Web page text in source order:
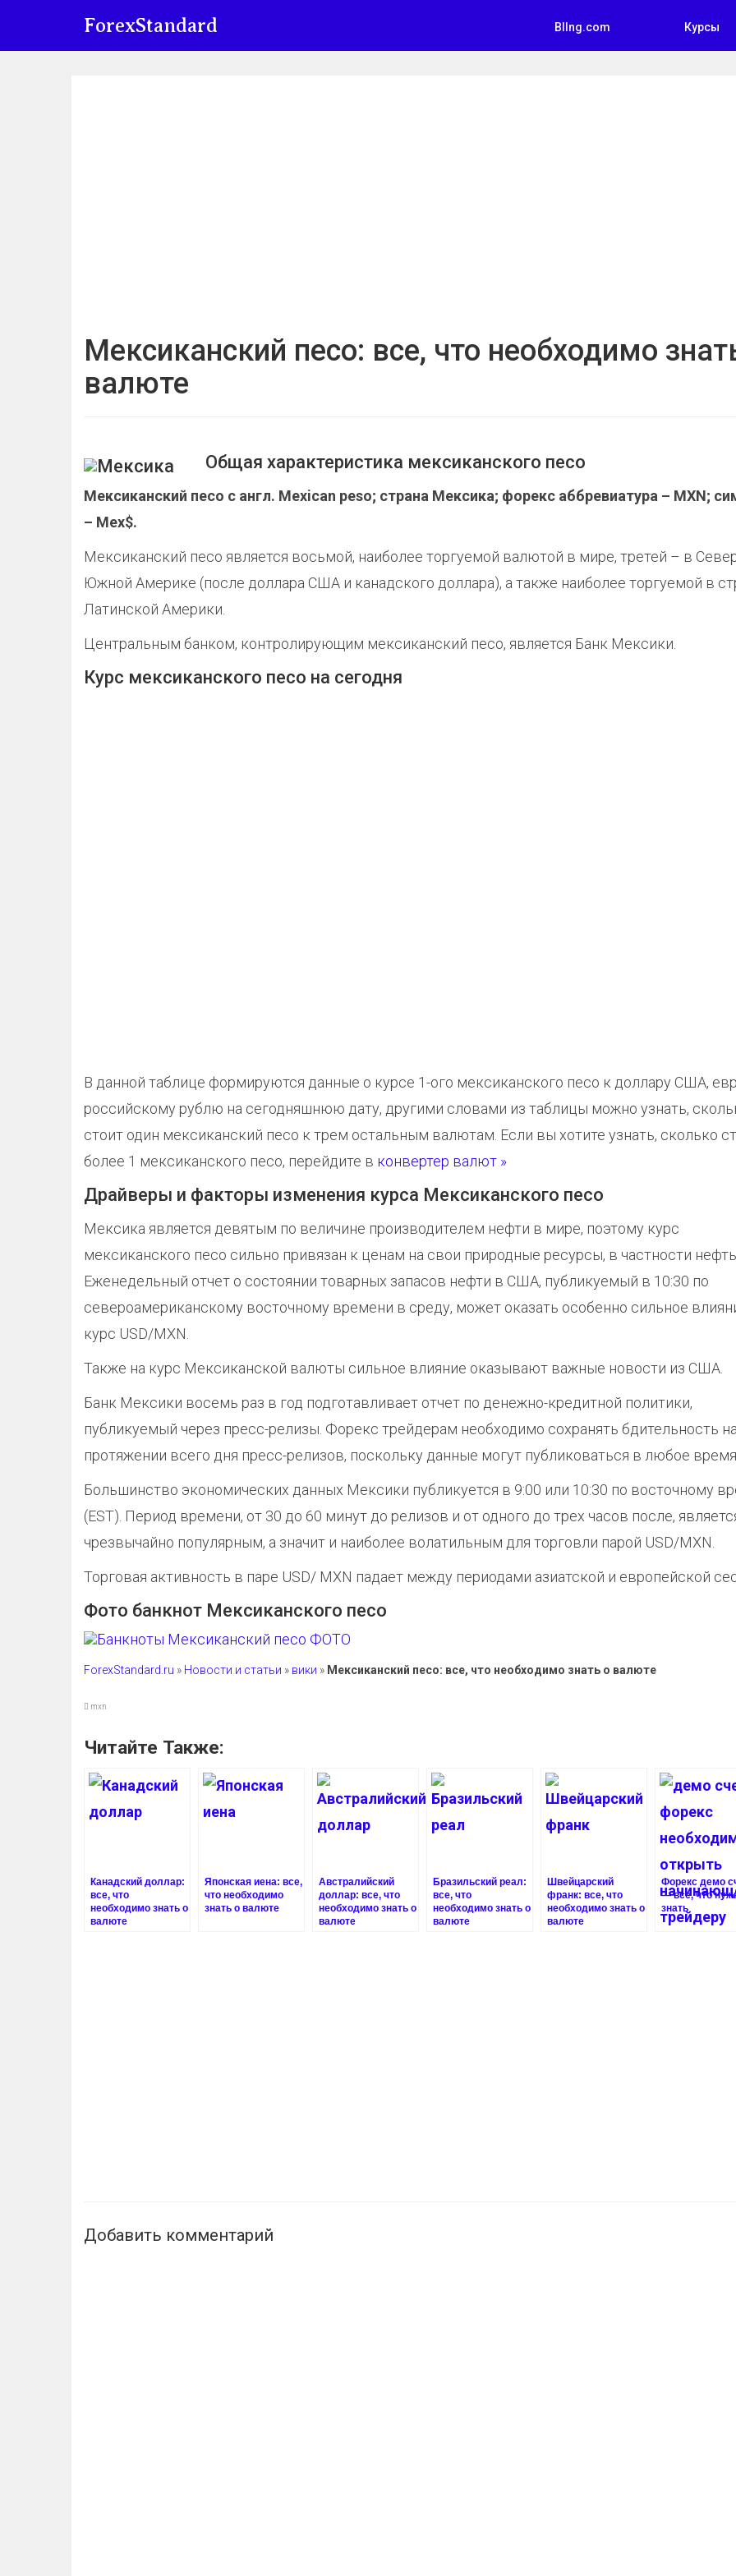
ForexStandard Bllng.com Курсы
Мексиканский песо: все, что необходимо
валюте
Общая характеристика мексиканского песо
Мексиканский песо с англ. Mexican peso; страна Мексика; форекс аббревиатура – MXN;
– Mex$.
Мексиканский песо является восьмой, наиболее торгуемой валютой в мире, третей – в
Южной Америке (после доллара США и канадского доллара), а также наиболее торгуемой в
Латинской Америки.
Центральным банком, контролирующим мексиканский песо, является Банк Мексики.
Курс мексиканского песо на сегодня
В данной таблице формируются данные о курсе 1-ого мексиканского песо к доллару США,
российскому рублю на сегодняшнюю дату, другими словами из таблицы можно узнать,
стоит один мексиканский песо к трем остальным валютам. Если вы хотите узнать, сколько
более 1 мексиканского песо, перейдите в конвертер валют »
Драйверы и факторы изменения курса Мексиканского песо
Мексика является девятым по величине производителем нефти в мире, поэтому курс
мексиканского песо сильно привязан к ценам на свои природные ресурсы, в частности
Еженедельный отчет о состоянии товарных запасов нефти в США, публикуемый в 10:30 по
североамериканскому восточному времени в среду, может оказать особенно сильное
курс USD/MXN.
Также на курс Мексиканской валюты сильное влияние оказывают важные новости из США.
Банк Мексики восемь раз в год подготавливает отчет по денежно-кредитной политики,
публикуемый через пресс-релизы. Форекс трейдерам необходимо сохранять бдительность
протяжении всего дня пресс-релизов, поскольку данные могут публиковаться в любое
Большинство экономических данных Мексики публикуется в 9:00 или 10:30 по восточному
(EST). Период времени, от 30 до 60 минут до релизов и от одного до трех часов после,
чрезвычайно популярным, а значит и наиболее волатильным для торговли парой USD/MXN.
Торговая активность в паре USD/ MXN падает между периодами азиатской и европейской
Фото банкнот Мексиканского песо
ForexStandard.ru » Новости и статьи » вики » Мексиканский песо: все, что необходимо знать о валюте
mxn
Читайте Также:
Канадский доллар:
все, что
необходимо знать о
валюте
Японская иена: все,
что необходимо
знать о валюте
Австралийский
доллар: все, что
необходимо знать о
валюте
Бразильский реал:
все, что
необходимо знать о
валюте
Швейцарский
франк: все, что
необходимо знать о
валюте
Форекс демо
— все, что
знать
Добавить комментарий